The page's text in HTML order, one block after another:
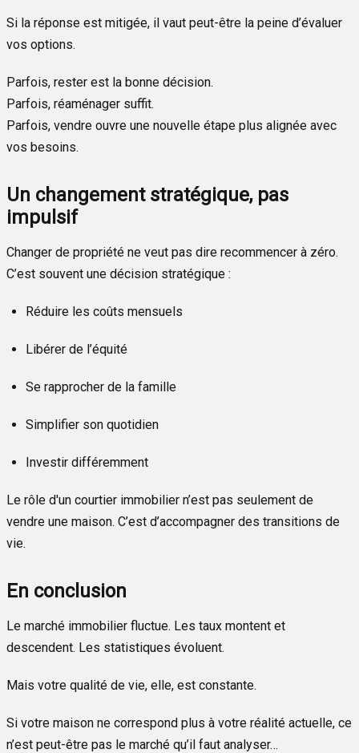
Si la réponse est mitigée, il vaut peut-être la peine d’évaluer
vos options.
Parfois, rester est la bonne décision.
Parfois, réaménager suffit.
Parfois, vendre ouvre une nouvelle étape plus alignée avec
vos besoins.
Un changement stratégique, pas
impulsif
Changer de propriété ne veut pas dire recommencer à zéro.
C’est souvent une décision stratégique :
Réduire les coûts mensuels
Libérer de l’équité
Se rapprocher de la famille
Simplifier son quotidien
Investir différemment
Le rôle d'un courtier immobilier n’est pas seulement de
vendre une maison. C’est d’accompagner des transitions de
vie.
En conclusion
Le marché immobilier fluctue. Les taux montent et
descendent. Les statistiques évoluent.
Mais votre qualité de vie, elle, est constante.
Si votre maison ne correspond plus à votre réalité actuelle, ce
n’est peut-être pas le marché qu’il faut analyser…